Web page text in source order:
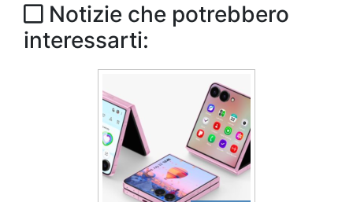
Notizie che potrebbero
interessarti: